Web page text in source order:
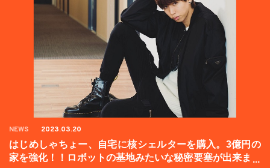
NEWS 2023.03.20
はじめしゃちょー、自宅に核シェルターを購入。3億円の
家を強化！！ロボットの基地みたいな秘密要塞が出来まし